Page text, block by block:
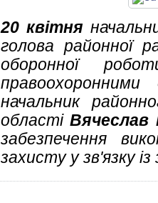
20 квітня
голова районної
оборонної
правоохоронними
начальник
області
забезпечення
захисту у зв'язку